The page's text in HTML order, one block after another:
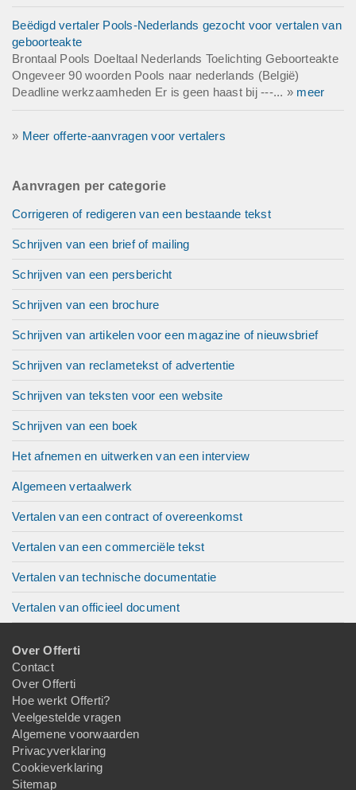
Beëdigd vertaler Pools-Nederlands gezocht voor vertalen van
geboorteakte
Brontaal Pools Doeltaal Nederlands Toelichting Geboorteakte
Ongeveer 90 woorden Pools naar nederlands (België)
Deadline werkzaamheden Er is geen haast bij ---... » meer
» Meer offerte-aanvragen voor vertalers
Aanvragen per categorie
Corrigeren of redigeren van een bestaande tekst
Schrijven van een brief of mailing
Schrijven van een persbericht
Schrijven van een brochure
Schrijven van artikelen voor een magazine of nieuwsbrief
Schrijven van reclametekst of advertentie
Schrijven van teksten voor een website
Schrijven van een boek
Het afnemen en uitwerken van een interview
Algemeen vertaalwerk
Vertalen van een contract of overeenkomst
Vertalen van een commerciële tekst
Vertalen van technische documentatie
Vertalen van officieel document
Over Offerti
Contact
Over Offerti
Hoe werkt Offerti?
Veelgestelde vragen
Algemene voorwaarden
Privacyverklaring
Cookieverklaring
Sitemap